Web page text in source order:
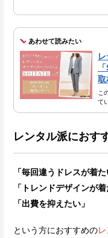
あわせて読みたい
取
こ
て
レンタル派におす
「毎回違うドレスが着た
「トレンドデザインが着
「出費を抑えたい」
という方におすすめの